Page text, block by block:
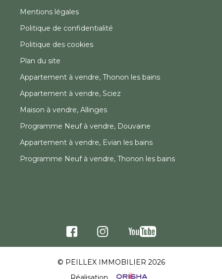
Mentions légales
Politique de confidentialité
Politique des cookies
Plan du site
Appartement à vendre, Thonon les bains
Appartement à vendre, Sciez
Maison à vendre, Allinges
Programme Neuf à vendre, Douvaine
Appartement à vendre, Evian les bains
Programme Neuf à vendre, Thonon les bains
© PEILLEX IMMOBILIER 2026